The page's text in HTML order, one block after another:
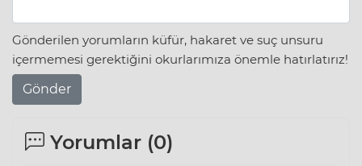
Gönderilen yorumların küfür, hakaret ve suç unsuru
içermemesi gerektiğini okurlarımıza önemle hatırlatırız!
Gönder
Yorumlar (0)